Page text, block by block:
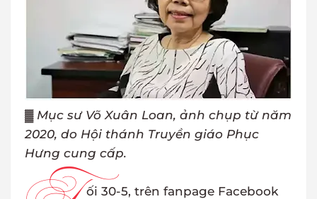
▓ Mục sư Võ Xuân Loan, ảnh chụp từ năm
2020, do Hội thánh Truyền giáo Phục
Hưng cung cấp.
ối 30-5, trên fanpage Facebook